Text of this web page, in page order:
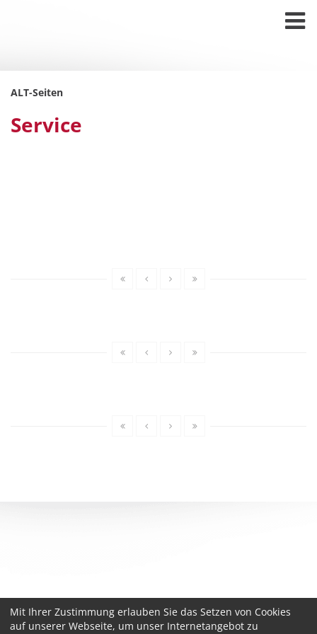
ALT-Seiten
Service
Mit Ihrer Zustimmung erlauben Sie das Setzen von Cookies
auf unserer Webseite, um unser Internetangebot zu